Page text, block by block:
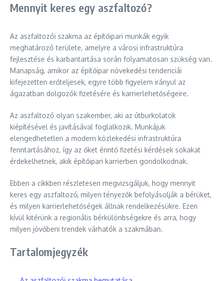
Mennyit keres egy aszfaltozó?
Az aszfaltozói szakma az építőipari munkák egyik
meghatározó területe, amelyre a városi infrastruktúra
fejlesztése és karbantartása során folyamatosan szükség van.
Manapság, amikor az építőipar növekedési tendenciái
kifejezetten erőteljesek, egyre több figyelem irányul az
ágazatban dolgozók fizetésére és karrierlehetőségeire.
Az aszfaltozó olyan szakember, aki az útburkolatok
kiépítésével és javításával foglalkozik. Munkájuk
elengedhetetlen a modern közlekedési infrastruktúra
fenntartásához, így az őket érintő fizetési kérdések sokakat
érdekelhetnek, akik építőipari karrierben gondolkodnak.
Ebben a cikkben részletesen megvizsgáljuk, hogy mennyit
keres egy aszfaltozó, milyen tényezők befolyásolják a bérüket,
és milyen karrierlehetőségek állnak rendelkezésükre. Ezen
kívül kitérünk a regionális bérkülönbségekre és arra, hogy
milyen jövőbeni trendek várhatók a szakmában.
Tartalomjegyzék